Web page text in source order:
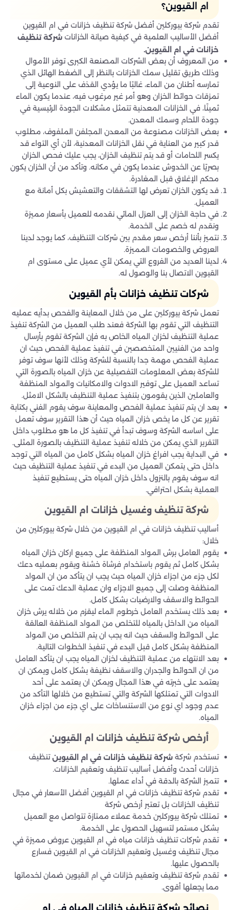
ام القيوين؟
تقدم شركة بيوركلين أفضل شركة تنظيف خزانات في ام القيوين
أفضل الأساليب العلمية في كيفية صيانة الخزانات شركة تنظيف
خزانات في ام القيوين.
من المعروف أن بعض الشركات المصنعة الكبرى توفر الأموال
وذلك طريق تقليل سمك الخزانات بالنظر إلى الضغط الهائل الذي
تمارسه أطنان من الماء، غالبًا ما يؤدي القذف على النوعية إلى
تمزقات حوائط الخزان وهو أمر غير مرغوب فيه، عندما يكون الماء
ثمينًا، في الخزانات المعدنية تتمثل مشكلات الجودة الرئيسية في
جودة اللحام وسمك المعدن.
بعض الخزانات مصنوعة من المعدن المجلفن الملفوف، مطلوب
قدر كبير من العناية في نقل الخزانات المعدنية، لأن أي التواء قد
يكسر اللحامات أو قد يتم تنظيف الخزان، يجب عليك فحص الخزان
بصريًا عن الخدوش عندما يكون في مكانه. وتأكد من أن الخزان يكون
محكم الإغلاق قبل المغادرة.
قد يكون الخزان تعرض لها التشققات والتعشيش بكل أمانة مع
العميل.
في حاجة الخزان إلى العزل المائي نقدمه للعميل بأسعار مميزة
ونقدم له خصم على الخدمة.
نتميز بأننا أرخص سعر مقدم بين شركات التنظيف، كما يوجد لدينا
العروض والخصومات المميزة.
لدينا العديد من الفروع التي يمكن لأي عميل على مستوى ام
القيوين الاتصال بنا والوصول له.
شركات تنظيف خزانات بأم القيوين
تعمل شركة بيوركلين على من خلال المعاينة والفحص بدأيه عمليه
التنظيف التي تقوم بها الشركة فعند طلب العميل من الشركة تنفيذ
عملية التنظيف لخزان المياه الخاص به فإن الشركة تقوم بأرسال
واحد من الفنيين المتخصصين في تنفيذ عملية الفحص حيث ان
عملية الفحص مهمة جدا بالنسبة للشركة وذلك لأنها سوف توفر
للشركة بعض المعلومات التفصيلية عن خزان المياه بالصورة التي
تساعد العميل على توفير الادوات والامكانيات والمواد المنظفة
والعاملين الذين يقومون بتنفيذ عملية التنظيف بالشكل الامثل.
بعد ان يتم تنفيذ عملية الفحص والمعاينة سوف يقوم الفني بكتابة
تقرير عن كل ما يخص خزان المياه حيث أن هذا التقرير سوف تعمل
على اساسه الشركة وسوف تبدأ في تنفيذ كل ما هو مطلوب داخل
التقرير الذي يمكن من خلاله تنفيذ عملية التنظيف بالصورة المثلى.
في البداية يجب افراغ خزان المياه بشكل كامل من المياه التي توجد
داخل حتى يتمكن العميل من البدء في تنفيذ عملية التنظيف حيث
انه سوف يقوم بالنزول داخل خزان المياه حتى يستطيع تنفيذ
العملية بشكل احترافي.
شركة تنظيف وغسيل خزانات ام القيوين
أساليب تنظيف خزانات في ام القيوين من خلال شركة بيوركلين من
خلال:
يقوم العامل برش المواد المنظفة على جميع اركان خزان المياه
بشكل كامل ثم يقوم باستخدام فرشاة خشنة ويقوم بعمليه دعك
لكل جزء من اجزاء خزان المياه حيث يجب ان يتأكد من ان المواد
المنظفة وصلت إلى جميع الاجزاء وان عملية الدعك تمت على
الحوائط والاسقف والارضيات بشكل كامل.
بعد ذلك يستخدم العامل خرطوم الماء ليقزم من خلاله يرش خزان
المياه من الداخل بالمياه للتخلص من المواد المنظفة العالقة
على الحوائط والسقف حيث انه يجب ان يتم التخلص من المواد
المنظفة بشكل كامل قبل البدء في تنفيذ الخطوات التالية.
بعد الانتهاء من عملية التنظيف لخزان المياه يجب ان يتأكد العامل
من ان الحوائط والجدران والاسقف نظيفة بشكل كامل ويمكن ان
يعتمد على خبرته في هذا المجال ويمكن ان يعتمد على أحد
الادوات التي تمتلكها الشركة والتي تستطيع من خلالها التأكد من
عدم وجود اي نوع من الاستنساخات على اي جزء من اجزاء خزان
المياه.
أرخص شركة تنظيف خزانات ام القيوين
تستخدم شركة شركة تنظيف خزانات في ام القيوينتنظيف
خزانات أحدث وأفضل أساليب تنظيف وتعقيم الخزانات.
تتميز الشركة بالدقة في أداء عملها.
تقدم شركة تنظيف خزانات في ام القيوين أفضل الأسعار في مجال
تنظيف الخزانات بل تعتبر أرخص شركة
تمتلك شركة بيوركلين خدمة عملاء ممتازة تتواصل مع العميل
بشكل مستمر لتسهيل الحصول على الخدمة.
تقدم شركات تنظيف خزانات مياه في ام القيوين عروض مميزة في
مجال تنظيف وغسيل وتعقيم الخزانات في ام القيوين فسارع
بالحصول عليها.
تقدم شركة تنظيف وتعقيم خزانات في ام القيوين ضمان لخدماتها
مما يجعلها أقوى.
نصائح شركة تنظيف خزانات المياه في ام